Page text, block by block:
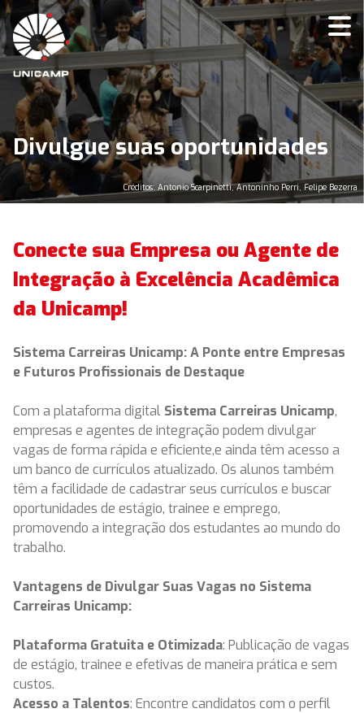
Divulgue suas oportunidades
Créditos: Antonio Scarpinetti, Antoninho Perri, Felipe Bezerra
Conecte sua Empresa ou Agente de
Integração à Excelência Acadêmica
da Unicamp!
Sistema Carreiras Unicamp: A Ponte entre Empresas
e Futuros Profissionais de Destaque
Com a plataforma digital Sistema Carreiras Unicamp,
empresas e agentes de integração podem divulgar
vagas de forma rápida e eficiente,e ainda têm acesso a
um banco de currículos atualizado. Os alunos também
têm a facilidade de cadastrar seus currículos e buscar
oportunidades de estágio, trainee e emprego,
promovendo a integração dos estudantes ao mundo do
trabalho.
Vantagens de Divulgar Suas Vagas no Sistema
Carreiras Unicamp:
Plataforma Gratuita e Otimizada: Publicação de vagas
de estágio, trainee e efetivas de maneira prática e sem
custos.
Acesso a Talentos: Encontre candidatos com o perfil